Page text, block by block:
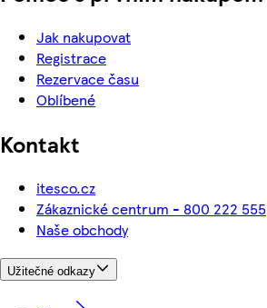
Jak nakupovat
Registrace
Rezervace času
Oblíbené
Kontakt
itesco.cz
Zákaznické centrum - 800 222 555
Naše obchody
Užitečné odkazy